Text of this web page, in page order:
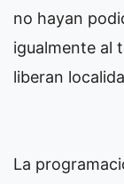
no hayan
igualmente al
liberan
La